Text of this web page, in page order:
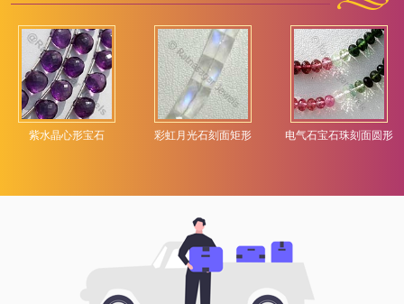
紫水晶心形宝石 彩虹月光石刻面矩形 电气石宝石珠刻面圆形